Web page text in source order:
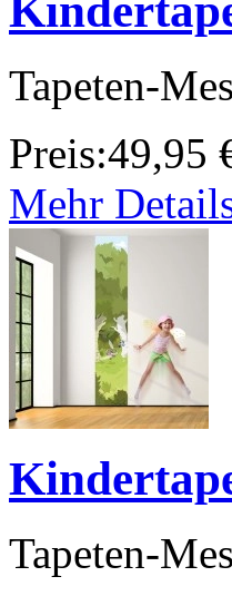
Tapeten-
Preis:49,95
Mehr
Tapeten-